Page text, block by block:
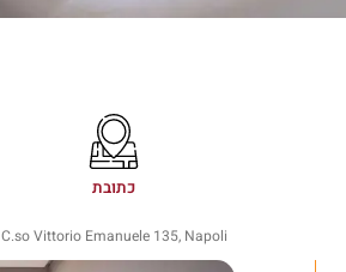
כתובת
C.so Vittorio Emanuele 135, Napoli